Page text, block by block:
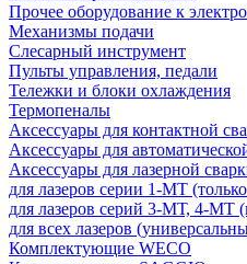
Прочее оборудование к
Механизмы подачи
Слесарный инструмент
Пульты управления, педали
Тележки и блоки охлаждения
Термопеналы
Аксессуары для контактной
Аксессуары для
Аксессуары для лазерной
для лазеров серии 1-МТ
для лазеров серий 3-МТ, 4-МТ
для всех лазеров
Комплектующие WECO